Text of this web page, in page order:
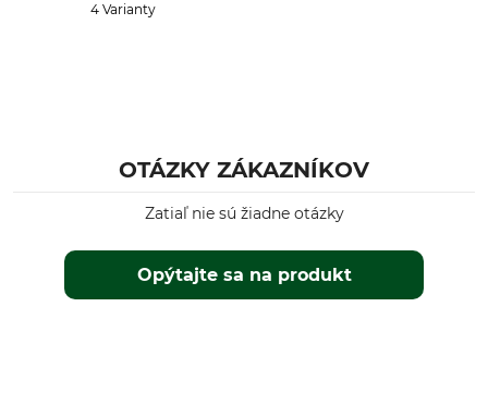
4 Varianty
OTÁZKY ZÁKAZNÍKOV
Opýtajte sa na produkt
Zatiaľ nie sú žiadne otázky